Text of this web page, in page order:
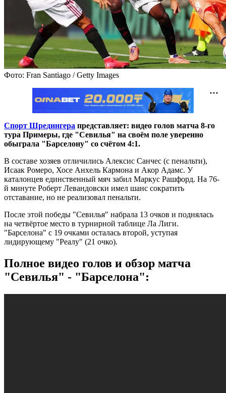
Фото: Fran Santiago / Getty Images
Спорт Шредингера представляет: видео голов матча 8-го
тура Примеры, где "Севилья" на своём поле уверенно
обыграла "Барселону" со счётом 4:1.
В составе хозяев отличились Алексис Санчес (с пенальти),
Исаак Ромеро, Хосе Анхель Кармона и Акор Адамс. У
каталонцев единственный мяч забил Маркус Рашфорд. На 76-
й минуте Роберт Левандовски имел шанс сократить
отставание, но не реализовал пенальти.
После этой победы "Севилья" набрала 13 очков и поднялась
на четвёртое место в турнирной таблице Ла Лиги.
"Барселона" с 19 очками осталась второй, уступая
лидирующему "Реалу" (21 очко).
Полное видео голов и обзор матча
"Севилья" - "Барселона":